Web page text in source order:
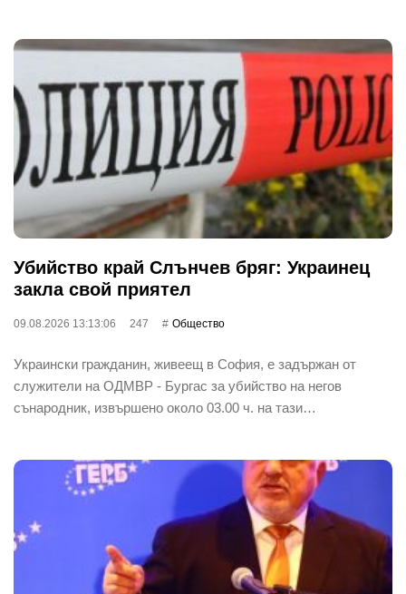
Убийство край Слънчев бряг: Украинец
закла свой приятел
09.08.2026 13:13:06 247 Общество
Украински гражданин, живеещ в София, е задържан от
служители на ОДМВР - Бургас за убийство на негов
сънародник, извършено около 03.00 ч. на тази…